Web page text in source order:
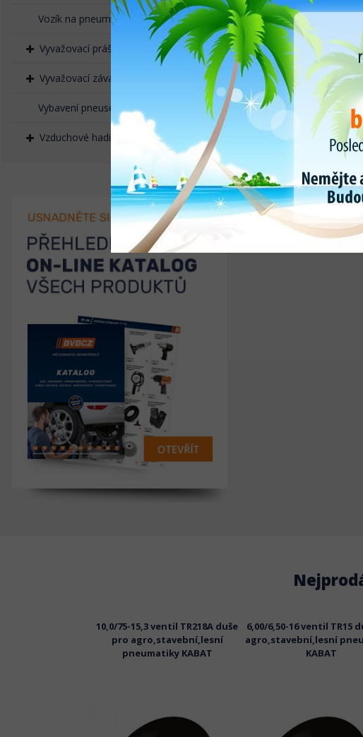
Vozík na pneumatiky
Vyvažovací prášek, granulát
Vyvažovací závaží naklepávací
Vybavení pneuservisů
Vzduchové hadice, rychlospojky
10,0/75-15,3 ventil TR218A duše
pro agro,stavební,lesní
pneumatiky KABAT
6,00/6,50-16 ventil TR15
agro,stavební,lesní
KABAT